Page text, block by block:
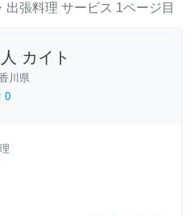
出張料理 サービス 1ページ目
カイト
川県
0